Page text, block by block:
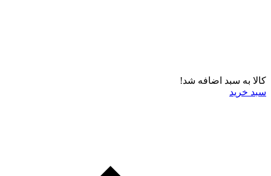
کالا به سبد اضافه شد!
سبد خرید